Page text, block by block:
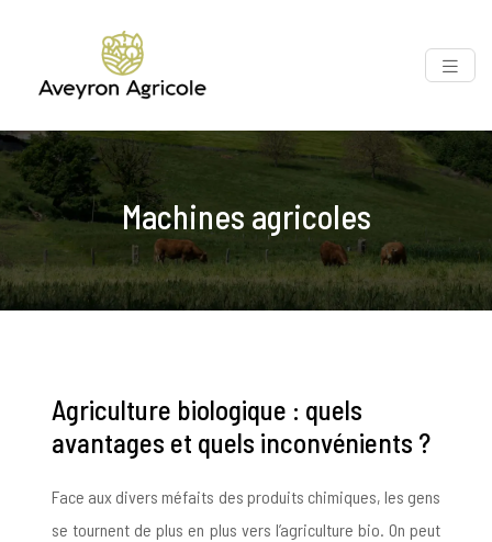
Machines agricoles
Agriculture biologique : quels
avantages et quels inconvénients ?
Face aux divers méfaits des produits chimiques, les gens
se tournent de plus en plus vers l’agriculture bio. On peut